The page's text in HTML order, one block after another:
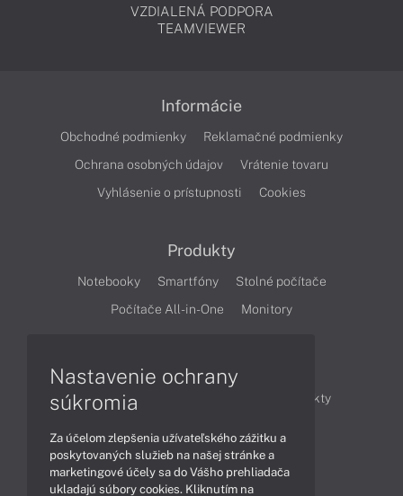
VZDIALENÁ PODPORA
TEAMVIEWER
Informácie
Obchodné podmienky
Reklamačné podmienky
Ochrana osobných údajov
Vrátenie tovaru
Vyhlásenie o prístupnosti
Cookies
Produkty
Notebooky Smartfóny
Stolné počítače
Počítače All-in-One
Monitory
Články
Obchodné informácie
Produkty
Obsah
Nastavenie ochrany
súkromia
Za účelom zlepšenia užívateľského zážitku a
poskytovaných služieb na našej stránke a
marketingové účely sa do Vášho prehliadača
ukladajú súbory cookies. Kliknutím na